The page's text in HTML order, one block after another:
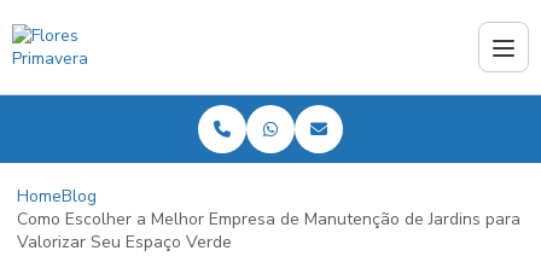
HomeBlog
Como Escolher a Melhor Empresa de Manutenção de Jardins para
Valorizar Seu Espaço Verde